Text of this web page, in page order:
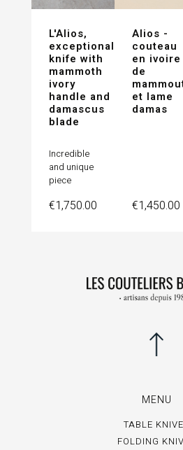
L'Alios,
exceptional
knife with
mammoth
ivory
handle and
damascus
blade
Incredible
and unique
piece
Price
€1,750.00
Alios -
couteau
en ivoire
de
et lame
damas
Price
€1,450.00
MENU
TABLE
FOLDING